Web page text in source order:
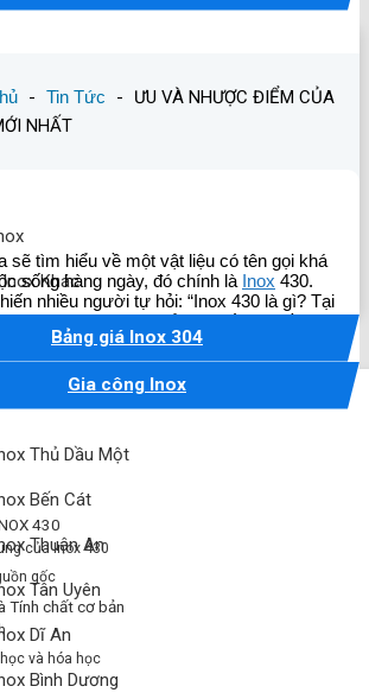
Khác
Bảng giá Inox 304
Gia công Inox
Thủ Dầu Một
Bến Cát
Thuận An
Tân Uyên
Dĩ An
Bình Dương
- Tin Tức -
ƯU VÀ NHƯỢC ĐIỂM CỦA
NHẤT
sẽ tìm hiểu về một vật liệu có tên gọi khá
sống hàng ngày, đó chính là Inox 430.
nhiều người tự hỏi: “Inox 430 là gì? Tại
Hãy cùng tìm hiểu chi tiết hơn về đặc
của vật liệu này.
430
của Inox 430
gốc
Tính chất cơ bản
và hóa học